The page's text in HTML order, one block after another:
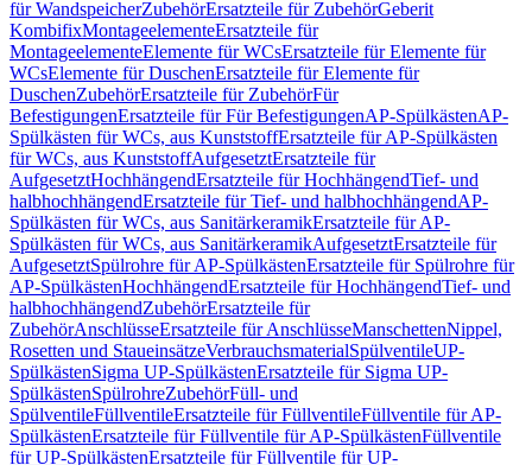
für WandspeicherZubehörErsatzteile für ZubehörGeberit
KombifixMontageelementeErsatzteile für
MontageelementeElemente für WCsErsatzteile für Elemente für
WCsElemente für DuschenErsatzteile für Elemente für
DuschenZubehörErsatzteile für ZubehörFür
BefestigungenErsatzteile für Für BefestigungenAP-SpülkästenAP-
Spülkästen für WCs, aus KunststoffErsatzteile für AP-Spülkästen
für WCs, aus KunststoffAufgesetztErsatzteile für
AufgesetztHochhängendErsatzteile für HochhängendTief- und
halbhochhängendErsatzteile für Tief- und halbhochhängendAP-
Spülkästen für WCs, aus SanitärkeramikErsatzteile für AP-
Spülkästen für WCs, aus SanitärkeramikAufgesetztErsatzteile für
AufgesetztSpülrohre für AP-SpülkästenErsatzteile für Spülrohre für
AP-SpülkästenHochhängendErsatzteile für HochhängendTief- und
halbhochhängendZubehörErsatzteile für
ZubehörAnschlüsseErsatzteile für AnschlüsseManschettenNippel,
Rosetten und StaueinsätzeVerbrauchsmaterialSpülventileUP-
SpülkästenSigma UP-SpülkästenErsatzteile für Sigma UP-
SpülkästenSpülrohreZubehörFüll- und
SpülventileFüllventileErsatzteile für FüllventileFüllventile für AP-
SpülkästenErsatzteile für Füllventile für AP-SpülkästenFüllventile
für UP-SpülkästenErsatzteile für Füllventile für UP-